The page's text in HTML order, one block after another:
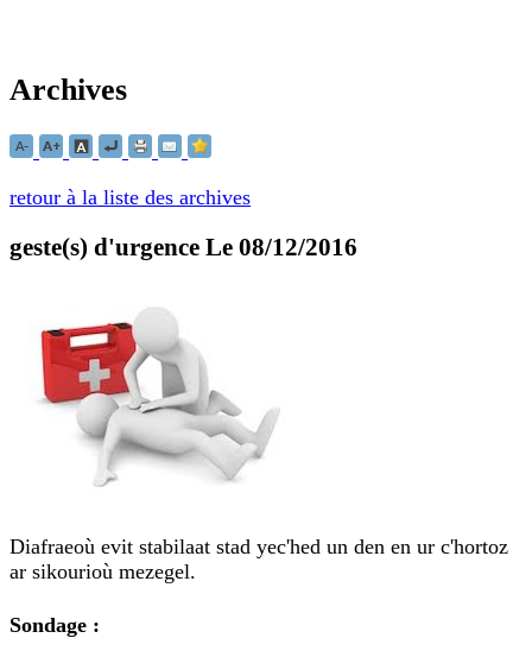
Archives
retour à la liste des archives
geste(s) d'urgence Le 08/12/2016
Diafraeoù evit stabilaat stad yec'hed un den en ur c'hortoz
ar sikourioù mezegel.
Sondage :